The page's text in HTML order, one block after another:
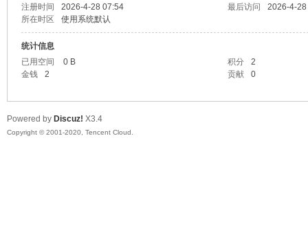
注册时间
2026-4-28 07:54 最后访问
2026-4-
所在时区
使用系统默认
统计信息
已用空间
0 B 积分
2
金钱
2 贡献 0
Powered by Discuz! X3.4
Copyright © 2001-2020, Tencent Cloud.